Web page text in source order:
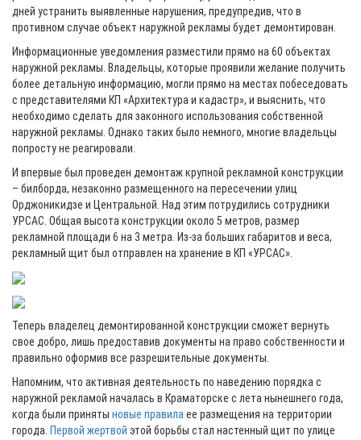
дней устранить выявленные нарушения, предупредив, что в
противном случае объект наружной рекламы будет демонтирован.
Информационные уведомления разместили прямо на 60 объектах
наружной рекламы. Владельцы, которые проявили желание получить
более детальную информацию, могли прямо на местах побеседовать
с представителями КП «Архитектура и кадастр», и выяснить, что
необходимо сделать для законного использования собственной
наружной рекламы. Однако таких было немного, многие владельцы
попросту не реагировали.
И впервые был проведен демонтаж крупной рекламной конструкции
– билборда, незаконно размещенного на пересечении улиц
Орджоникидзе и Центральной. Над этим потрудились сотрудники
УРСАС. Общая высота конструкции около 5 метров, размер
рекламной площади 6 на 3 метра. Из-за больших габаритов и веса,
рекламный щит был отправлен на хранение в КП «УРСАС».
Теперь владелец демонтированной конструкции сможет вернуть
свое добро, лишь предоставив документы на право собственности и
правильно оформив все разрешительные документы.
Напомним, что активная деятельность по наведению порядка с
наружной рекламой началась в Краматорске с лета нынешнего года,
когда были приняты новые правила ее размещения на территории
города. Первой жертвой этой борьбы стал настенный щит по улице